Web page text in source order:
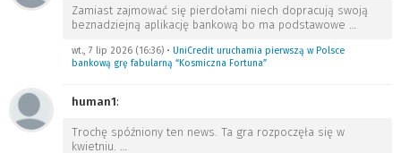
Zamiast zajmować się pierdołami niech dopracują swoją
beznadziejną aplikację bankową bo ma podstawowe …
wt., 7 lip 2026 (16:36) • UniCredit uruchamia pierwszą w Polsce
bankową grę fabularną “Kosmiczna Fortuna”
human1:
Trochę spóźniony ten news. Ta gra rozpoczęła się w
kwietniu. …